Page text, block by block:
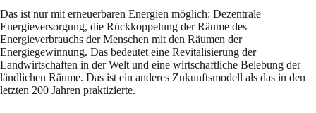
Das ist nur mit erneuerbaren Energien möglich: Dezentrale
Energieversorgung, die Rückkoppelung der Räume des
Energieverbrauchs der Menschen mit den Räumen der
Energiegewinnung. Das bedeutet eine Revitalisierung der
Landwirtschaften in der Welt und eine wirtschaftliche Belebung der
ländlichen Räume. Das ist ein anderes Zukunftsmodell als das in den
letzten 200 Jahren praktizierte.